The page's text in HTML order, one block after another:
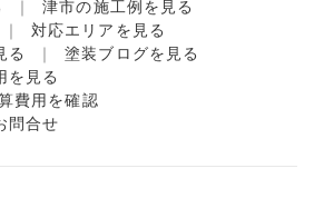
津市の施工例を見る
対応エリアを見る
る
塗装ブログを見る
を見る
費用を確認
問合せ